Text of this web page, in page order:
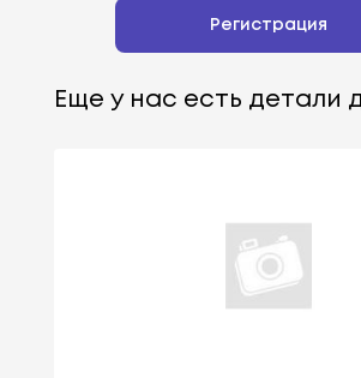
Регистрация
Еще у нас есть детали